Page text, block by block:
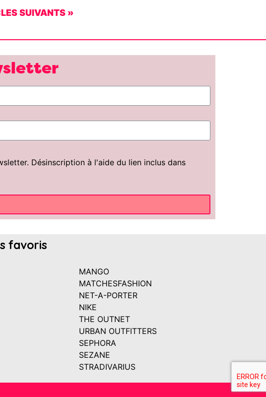
SUIVANTS »
Désinscription à l'aide du lien inclus dans
favoris
MANGO
MATCHESFASHION
NET-A-PORTER
NIKE
THE OUTNET
URBAN OUTFITTERS
SEPHORA
SEZANE
STRADIVARIUS